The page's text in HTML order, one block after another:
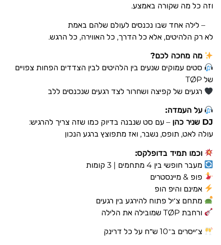
וזה כל מה שקורה באמצע.
– לילה אחד שבו נכנסים לעולם שלהם באמת
לא רק הלהיטים, אלא כל הדרך, כל האווירה, כל הרגש.
מה מחכה לכם?
סטים עמוקים שנעים בין הלהיטים לבין הצדדים הפחות צפויים
של TØP
רגעים של קפיצה ושחרור לצד רגעים שנכנסים ללב
על העמדה:
DJ שניר כהן
– עם סט שנבנה בדיוק כמו שזה צריך להרגיש:
עולה לאט, תופס, נשבר, ואז מתפוצץ ברגע הנכון
וכמו תמיד בדופלקס:
מעבר חופשי בין 4 מתחמים | 3 קומות
פופ & מיינסטרים
אמינם והיפ הופ
מתחם צ׳יל פתוח להירגע בין רגעים
ורחבת TØP שמובילה את הלילה
צ׳ייסרים ב־10 ש״ח על כל דרינק